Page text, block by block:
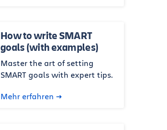
How to write SMART
goals (with examples)
Master the art of setting
SMART goals with expert tips.
Mehr erfahren